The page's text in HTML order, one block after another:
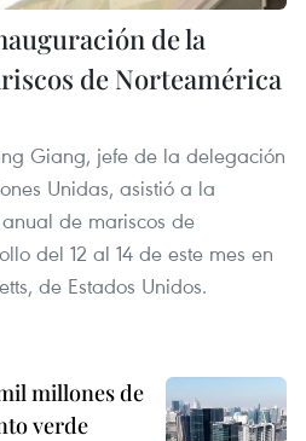
de la
de Norteamérica
Giang, jefe de la delegación
Unidas, asistió a la
de mariscos de
del 12 al 14 de este mes en
de Estados Unidos.
millones de
verde